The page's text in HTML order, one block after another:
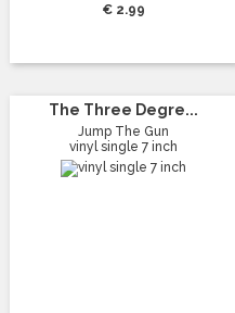
€ 2.99
The Three Degre...
Jump The Gun
vinyl single 7 inch